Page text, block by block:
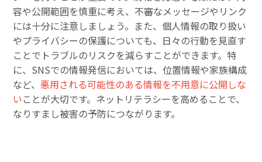
容や公開範囲を慎重に考え、不審なメッセージやリンク
には十分に注意しましょう。また、個人情報の取り扱い
やプライバシーの保護についても、日々の行動を見直す
ことでトラブルのリスクを減らすことができます。特
に、SNSでの情報発信においては、位置情報や家族構成
など、悪用される可能性のある情報を不用意に公開しな
いことが大切です。ネットリテラシーを高めることで、
なりすまし被害の予防につながります。